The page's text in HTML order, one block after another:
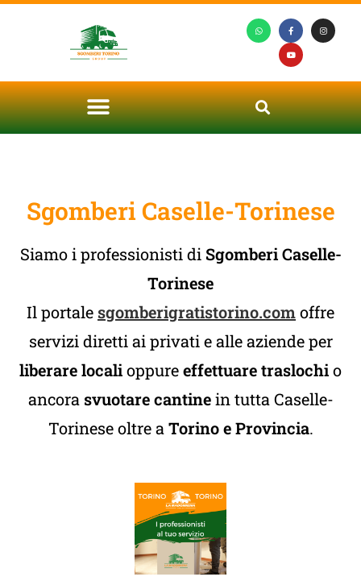
Sgomberi Caselle-Torinese
Siamo i professionisti di Sgomberi Caselle-
Torinese
Il portale sgomberigratistorino.comoffre
servizi diretti ai privati e alle aziende per
liberare localioppureeffettuare traslochio
ancora svuotare cantinein tutta Caselle-
Torinese oltre a Torino e Provincia.